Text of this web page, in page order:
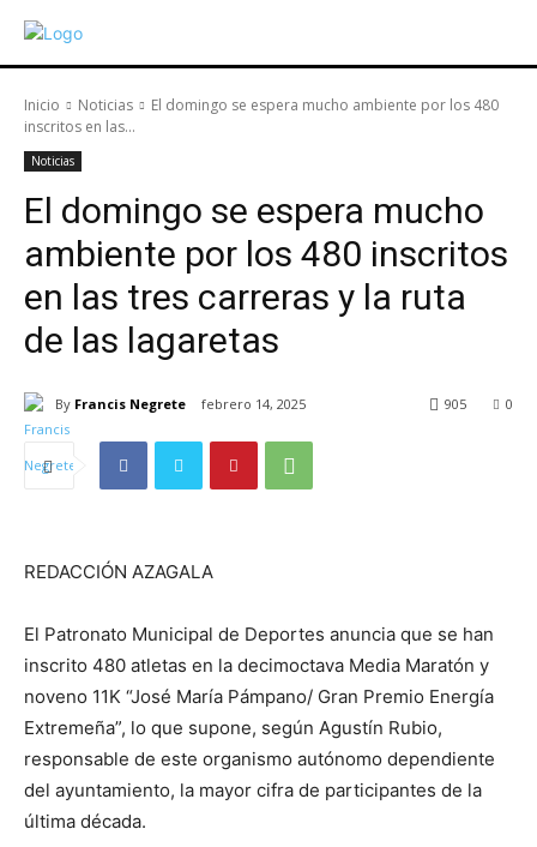
Inicio Noticias
El domingo se espera mucho ambiente por los 480
inscritos en las...
Noticias
El domingo se espera mucho
ambiente por los 480 inscritos
en las tres carreras y la ruta
de las lagaretas
By Francis Negrete febrero 14, 2025 0
905
REDACCIÓN AZAGALA
El Patronato Municipal de Deportes anuncia que se han
inscrito 480 atletas en la decimoctava Media Maratón y
noveno 11K “José María Pámpano/ Gran Premio Energía
Extremeña”, lo que supone, según Agustín Rubio,
responsable de este organismo autónomo dependiente
del ayuntamiento, la mayor cifra de participantes de la
última década.